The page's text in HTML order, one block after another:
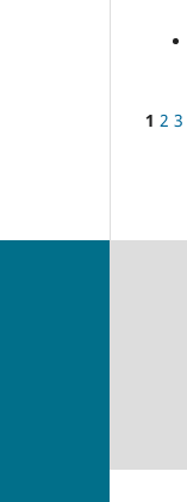
1 2 3